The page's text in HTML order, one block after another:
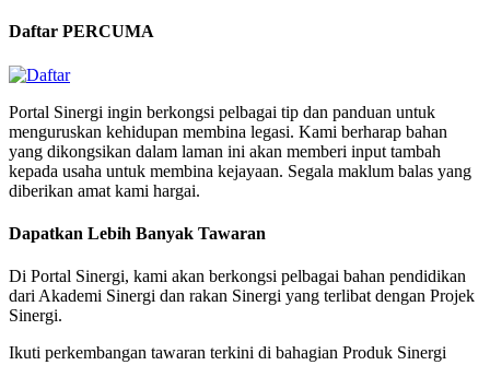
Daftar PERCUMA
Portal Sinergi ingin berkongsi pelbagai tip dan panduan untuk
menguruskan kehidupan membina legasi. Kami berharap bahan
yang dikongsikan dalam laman ini akan memberi input tambah
kepada usaha untuk membina kejayaan. Segala maklum balas yang
diberikan amat kami hargai.
Dapatkan Lebih Banyak Tawaran
Di Portal Sinergi, kami akan berkongsi pelbagai bahan pendidikan
dari Akademi Sinergi dan rakan Sinergi yang terlibat dengan Projek
Sinergi.
Ikuti perkembangan tawaran terkini di bahagian Produk Sinergi